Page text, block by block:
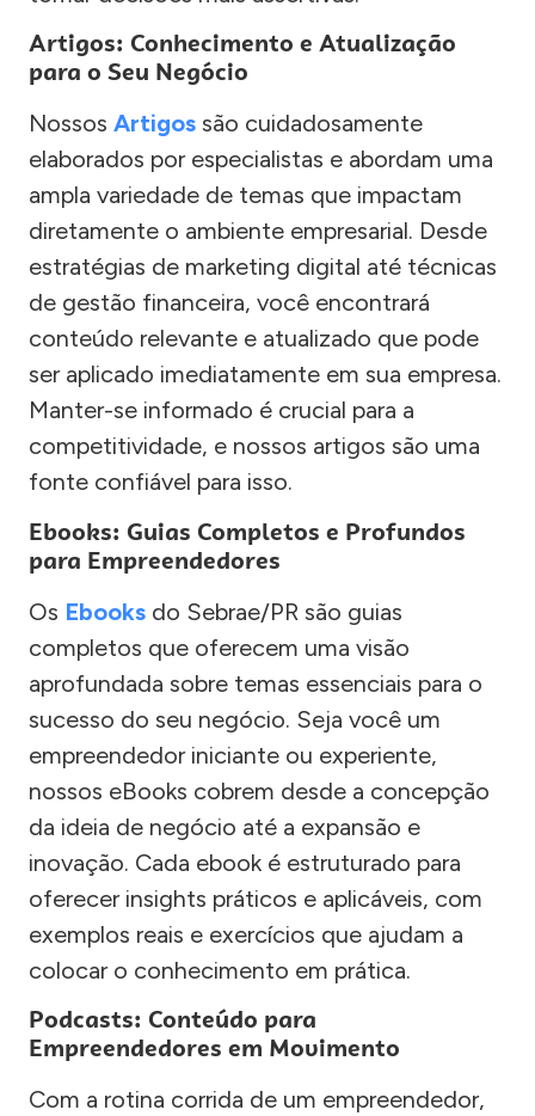
Artigos: Conhecimento e Atualização
para o Seu Negócio
Nossos Artigos são cuidadosamente
elaborados por especialistas e abordam uma
ampla variedade de temas que impactam
diretamente o ambiente empresarial. Desde
estratégias de marketing digital até técnicas
de gestão financeira, você encontrará
conteúdo relevante e atualizado que pode
ser aplicado imediatamente em sua empresa.
Manter-se informado é crucial para a
competitividade, e nossos artigos são uma
fonte confiável para isso.
Ebooks: Guias Completos e Profundos
para Empreendedores
Os Ebooks do Sebrae/PR são guias
completos que oferecem uma visão
aprofundada sobre temas essenciais para o
sucesso do seu negócio. Seja você um
empreendedor iniciante ou experiente,
nossos eBooks cobrem desde a concepção
da ideia de negócio até a expansão e
inovação. Cada ebook é estruturado para
oferecer insights práticos e aplicáveis, com
exemplos reais e exercícios que ajudam a
colocar o conhecimento em prática.
Podcasts: Conteúdo para
Empreendedores em Movimento
Com a rotina corrida de um empreendedor,